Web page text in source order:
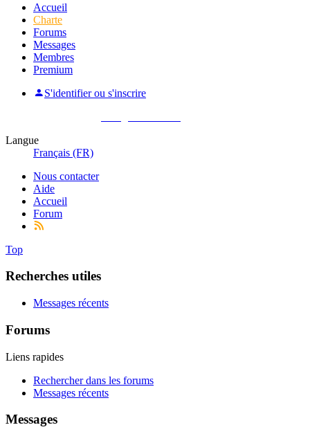
Accueil
Charte
Forums
Messages
Membres
Premium
S'identifier ou s'inscrire
Langue
Français (FR)
Nous contacter
Aide
Accueil
Forum
Top
Recherches utiles
Messages récents
Forums
Liens rapides
Rechercher dans les forums
Messages récents
Messages